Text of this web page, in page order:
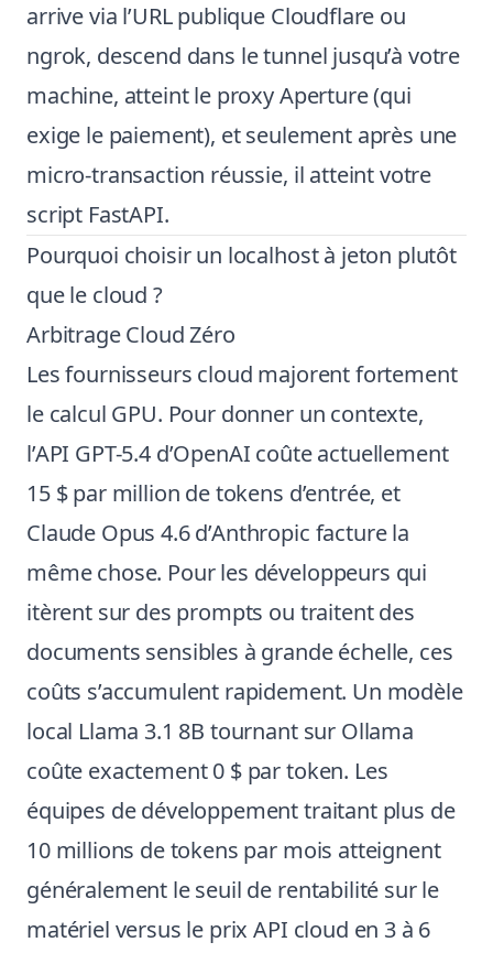
arrive via l’URL publique Cloudflare ou
ngrok, descend dans le tunnel jusqu’à votre
machine, atteint le proxy Aperture (qui
exige le paiement), et seulement après une
micro-transaction réussie, il atteint votre
script FastAPI.
Pourquoi choisir un localhost à jeton plutôt
que le cloud ?
Arbitrage Cloud Zéro
Les fournisseurs cloud majorent fortement
le calcul GPU. Pour donner un contexte,
l’API GPT-5.4 d’OpenAI coûte actuellement
15 $ par million de tokens d’entrée, et
Claude Opus 4.6 d’Anthropic facture la
même chose. Pour les développeurs qui
itèrent sur des prompts ou traitent des
documents sensibles à grande échelle, ces
coûts s’accumulent rapidement. Un modèle
local Llama 3.1 8B tournant sur Ollama
coûte exactement 0 $ par token. Les
équipes de développement traitant plus de
10 millions de tokens par mois atteignent
généralement le seuil de rentabilité sur le
matériel versus le prix API cloud en 3 à 6